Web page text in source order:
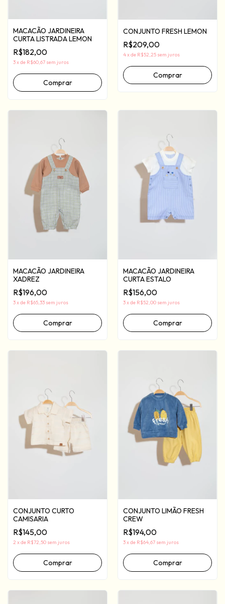
MACACÃO JARDINEIRA
CURTA LISTRADA LEMON
R$182,00
3xde R$60,67 sem juros
Comprar
CONJUNTO FRESH LEMON
R$209,00
4xde R$52,25 sem juros
Comprar
MACACÃO JARDINEIRA
XADREZ
R$196,00
3xde R$65,33 sem juros
Comprar
MACACÃO JARDINEIRA
CURTA ESTALO
R$156,00
3xde R$52,00 sem juros
Comprar
CONJUNTO CURTO
CAMISARIA
R$145,00
2 xde R$72,50 sem juros
Comprar
CONJUNTO LIMÃO FRESH
CREW
R$194,00
3xde R$64,67 sem juros
Comprar